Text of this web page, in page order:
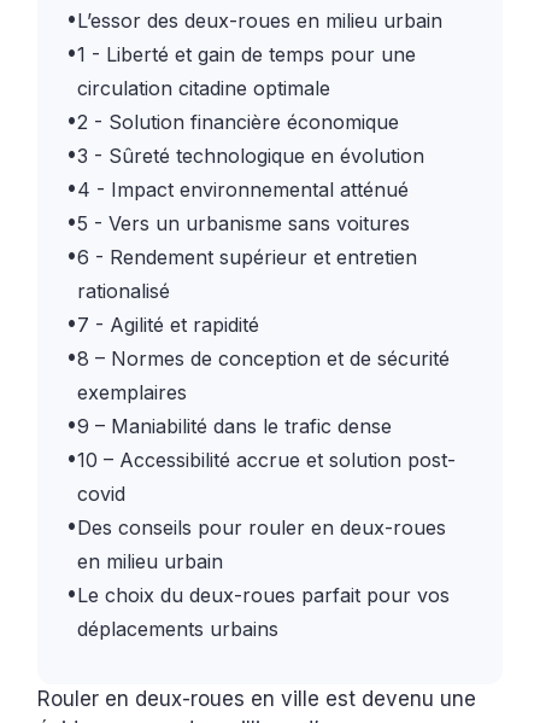
•L’essor des deux-roues en milieu urbain
•1 - Liberté et gain de temps pour une
circulation citadine optimale
•2 - Solution financière économique
•3 - Sûreté technologique en évolution
•4 - Impact environnemental atténué
•5 - Vers un urbanisme sans voitures
•6 - Rendement supérieur et entretien
rationalisé
•7 - Agilité et rapidité
•8 – Normes de conception et de sécurité
exemplaires
•9 – Maniabilité dans le trafic dense
•10 – Accessibilité accrue et solution post-
covid
•Des conseils pour rouler en deux-roues
en milieu urbain
•Le choix du deux-roues parfait pour vos
déplacements urbains
Rouler en deux-roues en ville est devenu une